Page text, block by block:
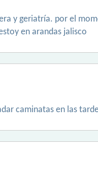
y geriatría. por el
en arandas jalisco
caminatas en las